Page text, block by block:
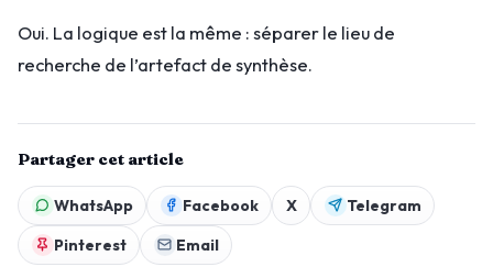
Oui. La logique est la même : séparer le lieu de
recherche de l’artefact de synthèse.
Partager cet article
WhatsApp Facebook X
Telegram
Pinterest
Email